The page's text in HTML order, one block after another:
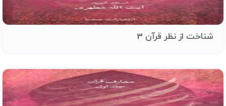
شناخت از نظر قرآن 3